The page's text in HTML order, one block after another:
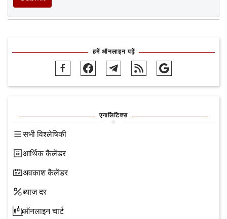
हमें ऑनलाइन पढ़ें
एनालिटिक्स
सभी विश्लेषिकी
आर्थिक कैलेंडर
अवकाश कैलेंडर
ब्याज दर
ऑनलाइन चार्ट